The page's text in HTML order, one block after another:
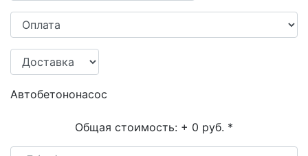
Автобетононасос
Общая стоимость: + 0 руб. *